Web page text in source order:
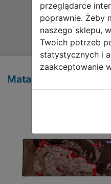
Mata na Biurko
40,000: Galaxy
przeglądarce
poprawnie. Żeby
naszego sklepu,
Twoich potrzeb
statystycznych i
zaakceptowanie